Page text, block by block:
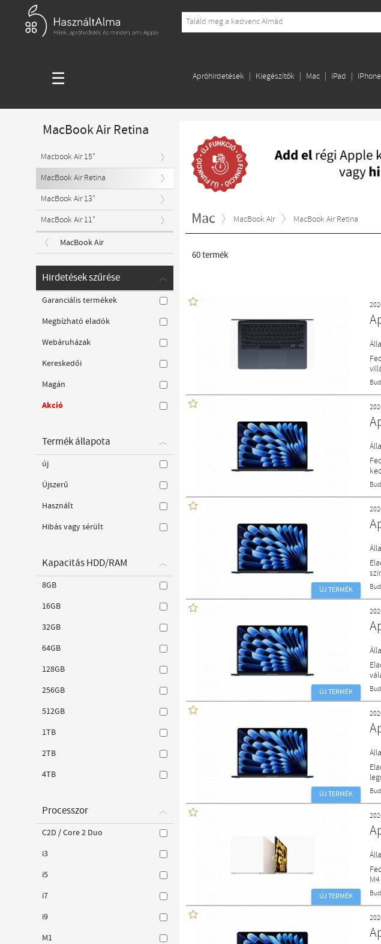
☰ Apróhirdetések Kiegészítők Mac iPad iPhone
Mac MacBook Air MacBook Air Retina
60termék
ÚJ TERMÉK
ÚJ TERMÉK
ÚJ TERMÉK
ÚJ TERMÉK
MacBook Air Retina
Macbook Air 15"
MacBook Air Retina
MacBook Air 13"
MacBook Air 11"
MacBook Air
Hirdetések szűrése
Garanciális termékek
Megbízható eladók
Webáruházak
Kereskedői
Magán
Akció
Termék állapota
új
Újszerű
Használt
Hibás vagy sérült
Kapacitás HDD/RAM
8GB
16GB
32GB
64GB
128GB
256GB
512GB
1TB
2TB
4TB
Processzor
C2D / Core 2 Duo
i3
i5
i7
i9
M1